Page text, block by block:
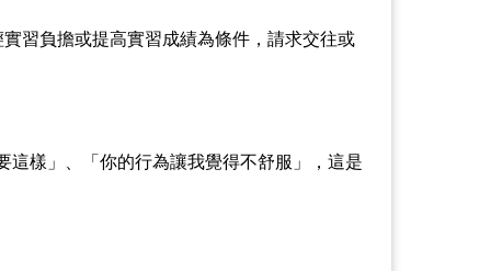
習負擔或提高實習成績為條件，請求交往或
樣」、「你的行為讓我覺得不舒服」，這是